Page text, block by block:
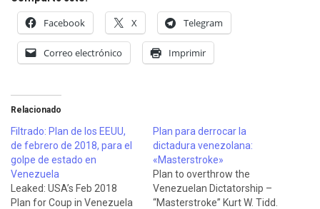
Facebook X Telegram
Correo electrónico Imprimir
Relacionado
Filtrado: Plan de los EEUU,
de febrero de 2018, para el
golpe de estado en
Venezuela
Leaked: USA’s Feb 2018
Plan for Coup in Venezuela
Plan para derrocar la
dictadura venezolana:
«Masterstroke»
Plan to overthrow the
Venezuelan Dictatorship –
“Masterstroke” Kurt W. Tidd.